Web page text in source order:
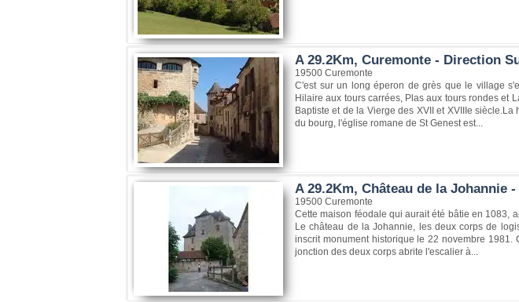
A 29.2Km, Curemonte - Direction
19500 Curemonte
C'est sur un long éperon de grès que le village
Hilaire aux tours carrées, Plas aux tours rondes et
Baptiste et de la Vierge des XVII et XVIIIe
du bourg, l'église romane de St Genest est...
A 29.2Km, Château de la Johannie
19500 Curemonte
Cette maison féodale qui aurait été bâtie en 1083,
Le château de la Johannie, les deux corps de
inscrit monument historique le 22 novembre
jonction des deux corps abrite l'escalier à...